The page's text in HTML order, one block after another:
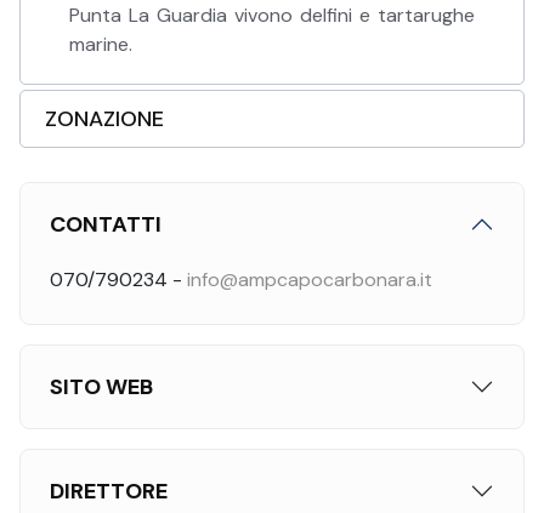
Punta La Guardia vivono delfini e tartarughe
marine.
ZONAZIONE
CONTATTI
070/790234 - info@ampcapocarbonara.it
SITO WEB
DIRETTORE